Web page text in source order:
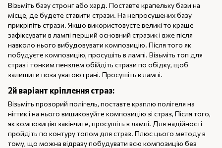
Візьміть базу стронг або хард. Поставте крапельку бази на
місце, де будете ставити стрази. На непросушених базу
прикріпіть стрази. Якщо використовуєте великі то краще
зафіксувати в лампі перший основний стразик і вже після
навколо нього вибудовувати композицію. Після того як
побудуєте композицію, просушіть в лампі. Візьміть топ для
страз і тонким пензлем обійдіть стрази по обідку, щоб
залишити поза увагою грані. Просушіть в лампі.
2й варіант кріплення страз:
Візьміть прозорий полігель, поставте краплю полігеля на
нігтик і на нього вишиковуйте композицію зі страз, Після того,
як композицію закінчите, просушіть в лампі. Для надійності
пройдіть по контуру топом для страз. Плюс цього методу в
тому, що можна відразу побудувати всю композицію без